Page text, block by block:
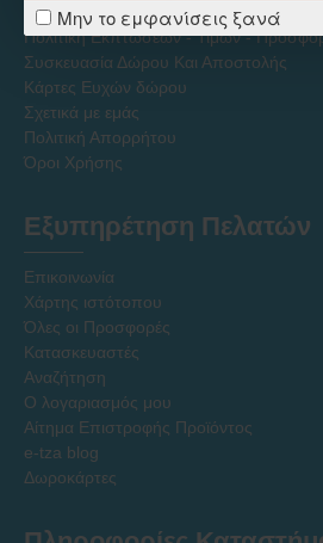
Μην το εμφανίσεις ξανά
Τρόποι Επιστροφών
Πολιτική Εκπτώσεων - Τιμών -
Συσκευασία Δώρου Και Αποστολής
Κάρτες Ευχών δώρου
Σχετικά με εμάς
Πολιτική Απορρήτου
Όροι Χρήσης
Εξυπηρέτηση Πελατών
Επικοινωνία
Χάρτης ιστότοπου
Όλες οι Προσφορές
Κατασκευαστές
Αναζήτηση
Ο λογαριασμός μου
Αίτημα Επιστροφής Προϊόντος
e-tza blog
Δωροκάρτες